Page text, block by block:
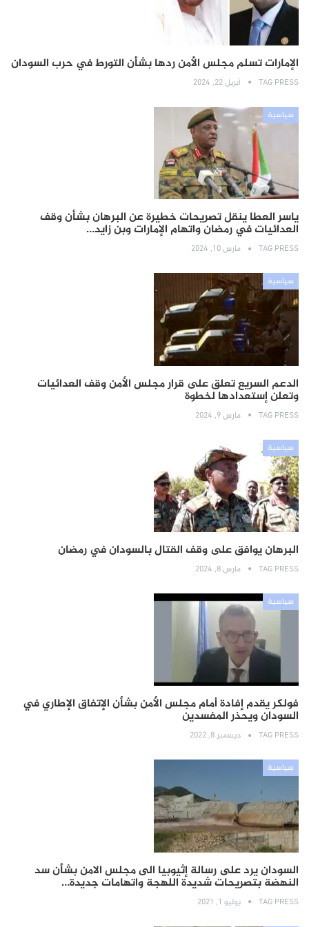
الإمارات تسلم مجلس الأمن ردها بشأن التورط في حرب السودان
TAG PRESS أبريل 22, 2024
سياسية
ياسر العطا ينقل تصريحات خطيرة عن البرهان بشأن وقف
العدائيات في رمضان واتهام الإمارات وبن زايد…
TAG PRESS مارس 10, 2024
سياسية
الدعم السريع تعلق على قرار مجلس الأمن وقف العدائيات
وتعلن إستعدادها لخطوة
TAG PRESS مارس 9, 2024
سياسية
البرهان يوافق على وقف القتال بالسودان في رمضان
TAG PRESS مارس 8, 2024
سياسية
فولكر يقدم إفادة أمام مجلس الأمن بشأن الإتفاق الإطاري في
السودان ويحذر المفسدين
TAG PRESS ديسمبر 8, 2022
سياسية
السودان يرد على رسالة إثيوبيا الى مجلس الامن بشأن سد
النهضة بتصريحات شديدة اللهجة واتهامات جديدة…
TAG PRESS يوليو 1, 2021